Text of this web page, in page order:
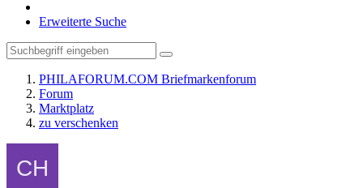
Erweiterte Suche
PHILAFORUM.COM Briefmarkenforum
Forum
Marktplatz
zu verschenken